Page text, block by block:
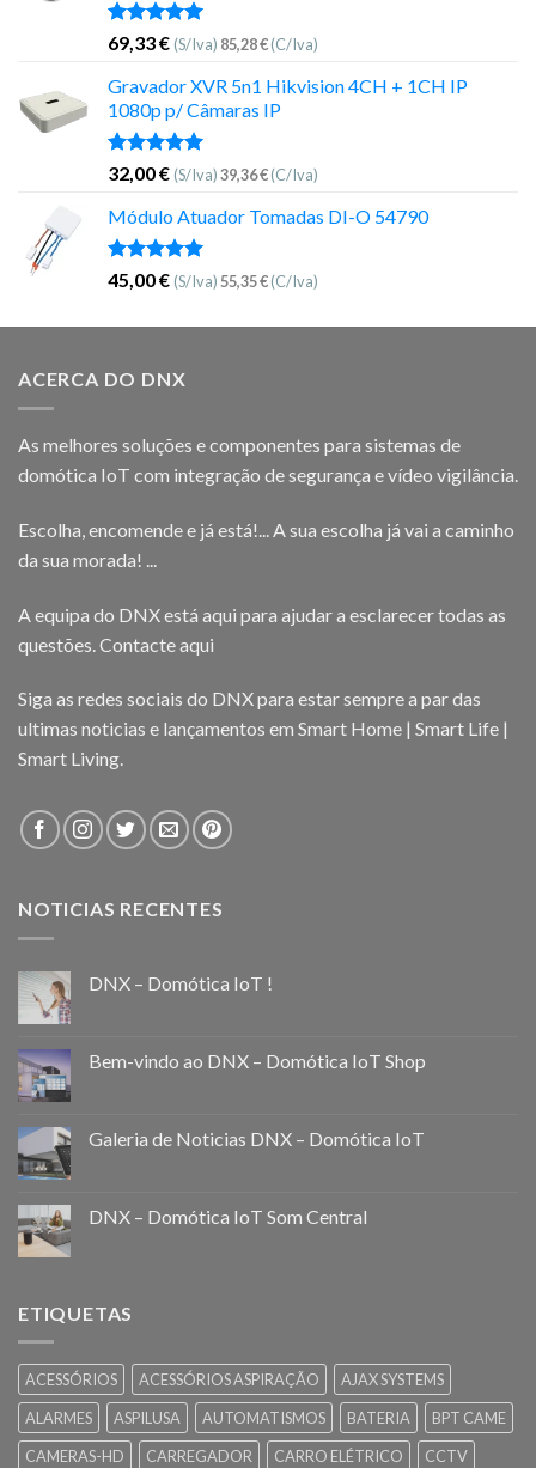
Avaliação
5.00
de 5
69,33€ (S/Iva) 85,28€(C/Iva)
Gravador XVR 5n1 Hikvision 4CH + 1CH IP
1080p p/ Câmaras IP
Avaliação
5.00
de 5
32,00€ (S/Iva)39,36€(C/Iva)
Módulo Atuador Tomadas DI-O 54790
Avaliação
5.00
de 5
45,00€ (S/Iva)55,35€(C/Iva)
ACERCA DO DNX
As melhores soluções e componentes para sistemas de
domótica IoT com integração de segurança e vídeo vigilância.
Escolha, encomende e já está!... A sua escolha já vai a caminho
da sua morada! ...
A equipa do DNX está aqui para ajudar a esclarecer todas as
questões. Contacte aqui
Siga as redes sociais do DNX para estar sempre a par das
ultimas noticias e lançamentos em Smart Home | Smart Life |
Smart Living.
NOTICIAS RECENTES
DNX – Domótica IoT !
Bem-vindo ao DNX – Domótica IoT Shop
Galeria de Noticias DNX – Domótica IoT
DNX – Domótica IoT Som Central
ETIQUETAS
ACESSÓRIOS ACESSÓRIOS ASPIRAÇÃO
AJAX SYSTEMS
ALARMES
ASPILUSA AUTOMATISMOS BATERIA
BPT CAME
CAMERAS-HD
CARREGADOR CARRO ELÉTRICO
CCTV